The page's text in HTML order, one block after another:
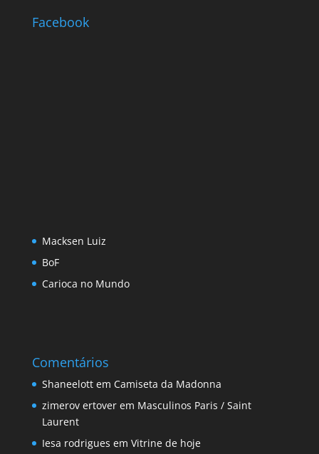
Facebook
Macksen Luiz
BoF
Carioca no Mundo
Comentários
Shaneelottem Camiseta da Madonna
zimerov ertoverem Masculinos Paris / Saint
Laurent
Iesa rodrigues em Vitrine de hoje